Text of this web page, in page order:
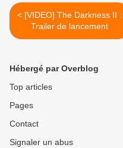
< [VIDEO] The Darkness II :
Trailer de lancement
Hébergé par Overblog
Top articles
Pages
Contact
Signaler un abus